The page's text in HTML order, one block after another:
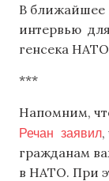
В ближайшее
интервью
генсека
***
Напомним,
Речан заявил,
гражданам
в НАТО. При